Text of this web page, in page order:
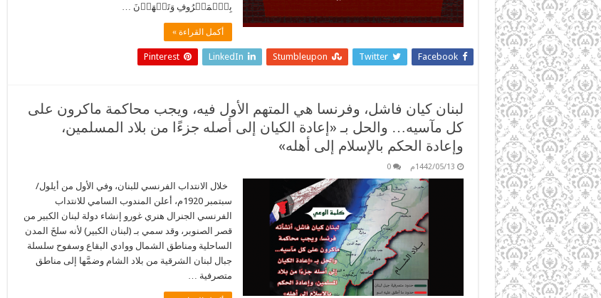
بِٱلۡمَعۡرُوفِ وَتَنۡهَوۡنَ …
أكمل القراءة »
Facebook
Twitter
Stumbleupon
LinkedIn
Pinterest
لبنان كيان فاشل، وفرنسا هي المتهم الأول فيه، ويجب محاكمة ماكرون على
كل مآسيه… والحل بـ «إعادة الكيان إلى أصله جزءًا من بلاد المسلمين،
وإعادة الحكم بالإسلام إلى أهله»
1442/05/13م 0
خلال الانتداب الفرنسي للبنان، وفي الأول من أيلول/
سبتمبر 1920م، أعلن المندوب السامي للانتداب
الفرنسي الجنرال هنري غورو إنشاء دولة لبنان الكبير من
قصر الصنوبر، وقد سمي بـ (لبنان الكبير) لأنه سلخَ المدن
الساحلية ومناطق الشمال ووادي البقاع وسفوح سلسلة
جبال لبنان الشرقية من بلاد الشام وضمَّها إلى مناطق
متصرفية …